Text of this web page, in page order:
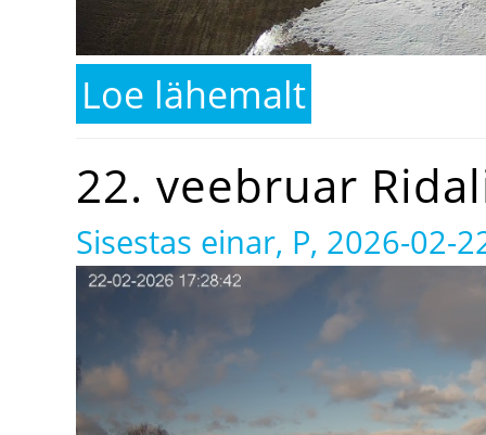
Loe lähemalt
22. veebruar
Sisestas einar, P, 2026-02-